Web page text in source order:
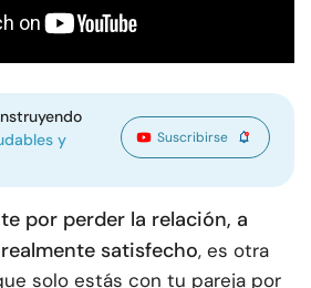
y
Suscribirse
por perder la relación, a
satisfecho, es otra
solo estás con tu pareja por